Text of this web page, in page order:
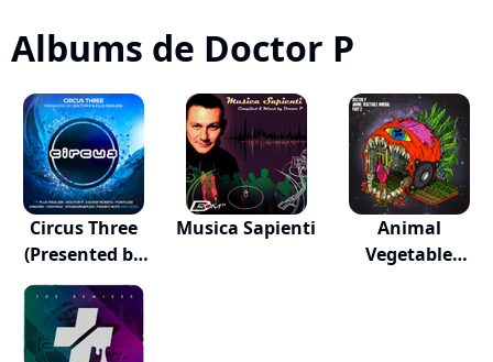
Albums de Doctor P
Circus Three
(Presented by
Do...
Musica Sapienti
Animal
Vegetable